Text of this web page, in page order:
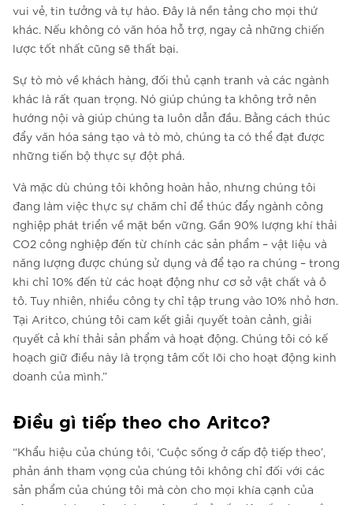
vui vẻ, tin tưởng và tự hào. Đây là nền tảng cho mọi thứ
khác. Nếu không có văn hóa hỗ trợ, ngay cả những chiến
lược tốt nhất cũng sẽ thất bại.
Sự tò mò về khách hàng, đối thủ cạnh tranh và các ngành
khác là rất quan trọng. Nó giúp chúng ta không trở nên
hướng nội và giúp chúng ta luôn dẫn đầu. Bằng cách thúc
đẩy văn hóa sáng tạo và tò mò, chúng ta có thể đạt được
những tiến bộ thực sự đột phá.
Và mặc dù chúng tôi không hoàn hảo, nhưng chúng tôi
đang làm việc thực sự chăm chỉ để thúc đẩy ngành công
nghiệp phát triển về mặt bền vững. Gần 90% lượng khí thải
CO2 công nghiệp đến từ chính các sản phẩm – vật liệu và
năng lượng được chúng sử dụng và để tạo ra chúng – trong
khi chỉ 10% đến từ các hoạt động như cơ sở vật chất và ô
tô. Tuy nhiên, nhiều công ty chỉ tập trung vào 10% nhỏ hơn.
Tại Aritco, chúng tôi cam kết giải quyết toàn cảnh, giải
quyết cả khí thải sản phẩm và hoạt động. Chúng tôi có kế
hoạch giữ điều này là trọng tâm cốt lõi cho hoạt động kinh
doanh của mình.”
Điều gì tiếp theo cho Aritco?
“Khẩu hiệu của chúng tôi, ‘Cuộc sống ở cấp độ tiếp theo’,
phản ánh tham vọng của chúng tôi không chỉ đối với các
sản phẩm của chúng tôi mà còn cho mọi khía cạnh của